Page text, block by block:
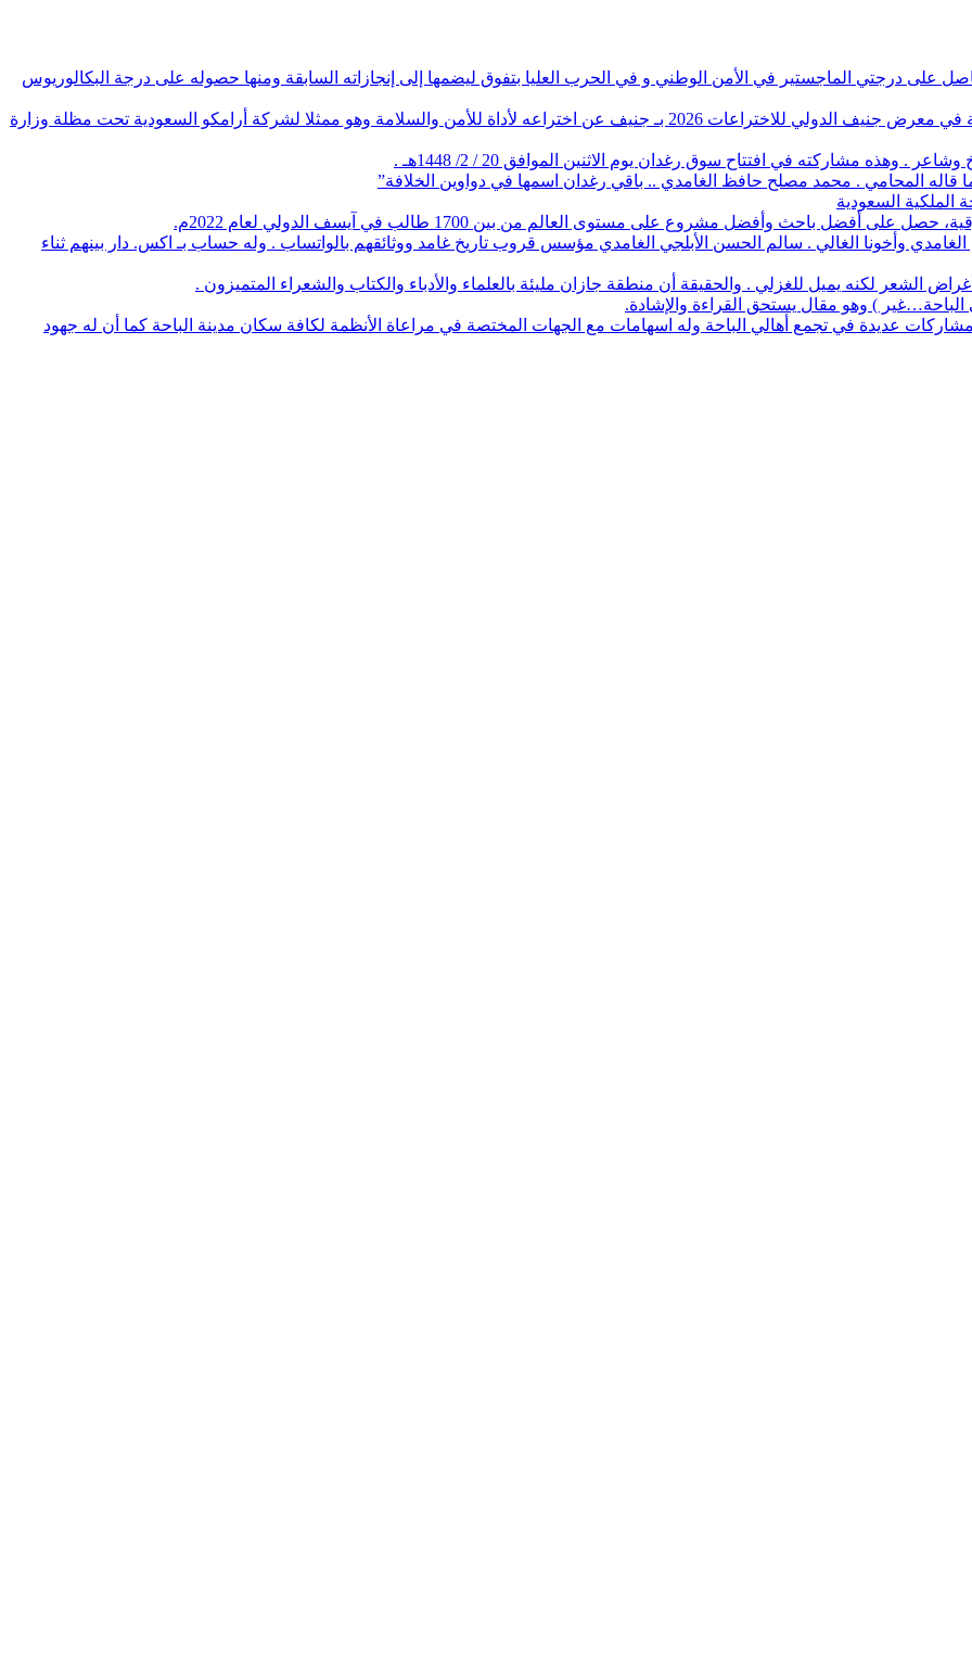
درجتي الماجستير في الأمن الوطني و في الحرب العليا بتفوق ليضمها إلى إنجازاته السابقة ومنها حصوله على درجة البكالوريوس
المخترع .عبدالله سعيد آل مقداد الغامدي. حقق الميدالية الذهبية في معرض جنيف الدولي للاختراعات 2026 بـ جنيف عن اختراعه لأداة للأمن والسلامة وهو ممثلا لشركة أرامكو السعودية تحت مظلة وزارة
. وهذه مشاركته في افتتاح سوق رغدان يوم الاثنين الموافق 20 / 2/ 1448هـ .
قاله المحامي . محمد مصلح حافظ الغامدي .. باقي رغدان اسمها في دواوين الخلافة”
الملكية السعودية
باحث وأفضل مشروع على مستوى العالم من بين 1700 طالب في آيسف الدولي لعام 2022م.
وأخونا الغالي . سالم الحسن الأبلجي الغامدي مؤسس قروب تاريخ غامد ووثائقهم بالواتساب . وله حساب بـ اكس. دار بينهم ثناء
الشعر لكنه يميل للغزلي . والحقيقة أن منطقة جازان مليئة بالعلماء والأدباء والكتاب والشعراء المتميزون .
الباحة…غير ) وهو مقال يستحق القراءة والإشادة.
مشاركات عديدة في تجمع أهالي الباحة وله اسهامات مع الجهات المختصة في مراعاة الأنظمة لكافة سكان مدينة الباحة كما أن له جهود